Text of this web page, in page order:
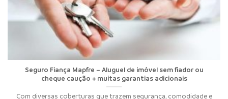
Seguro Fiança Mapfre – Aluguel de imóvel sem fiador ou
cheque caução + muitas garantias adicionais
Com diversas coberturas que trazem segurança, comodidade e